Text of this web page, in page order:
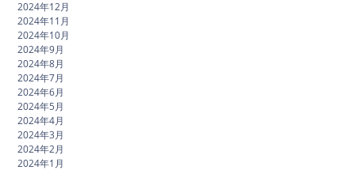
2024年12月
2024年11月
2024年10月
2024年9月
2024年8月
2024年7月
2024年6月
2024年5月
2024年4月
2024年3月
2024年2月
2024年1月